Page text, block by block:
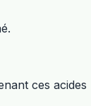
ces acides